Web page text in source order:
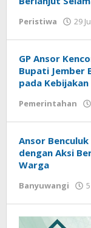
Peristiwa 29
GP Ansor
Bupati Jember
pada Kebijakan
Pemerintahan
Ansor
dengan Aksi
Warga
Banyuwangi